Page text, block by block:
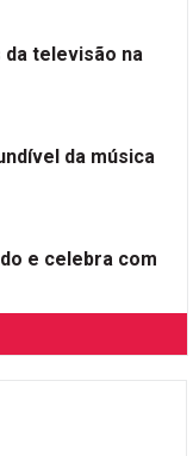
da televisão na
da música
e celebra com